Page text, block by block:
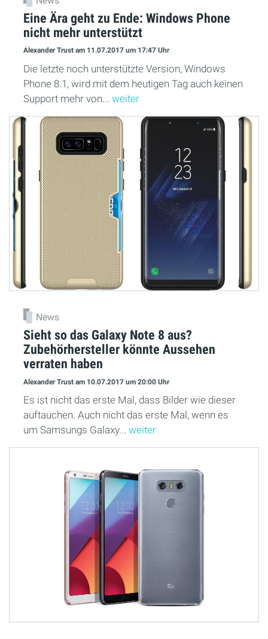
Eine Ära geht zu Ende: Windows Phone
nicht mehr unterstützt
Alexander Trust am 11.07.2017 um 17:47 Uhr
Die letzte noch unterstützte Version, Windows
Phone 8.1, wird mit dem heutigen Tag auch keinen
Support mehr von... weiter
News
Sieht so das Galaxy Note 8 aus?
Zubehörhersteller könnte Aussehen
verraten haben
Alexander Trust am 10.07.2017 um 20:00 Uhr
Es ist nicht das erste Mal, dass Bilder wie dieser
auftauchen. Auch nicht das erste Mal, wenn es
um Samsungs Galaxy... weiter